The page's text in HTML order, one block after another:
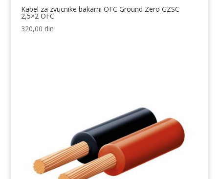
Kabel za zvucnike bakarni OFC Ground Zero GZSC
2,5×2 OFC
320,00 din